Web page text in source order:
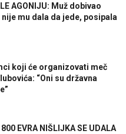
AGONIJU: Muž dobivao
mu dala da jede, posipala
koji će organizovati meč
“Oni su državna
EVRA NIŠLIJKA SE UDALA